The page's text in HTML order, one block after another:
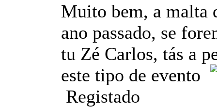
Muito bem, a malta
ano passado, se
tu Zé Carlos, tás a
este tipo de evento
Registado